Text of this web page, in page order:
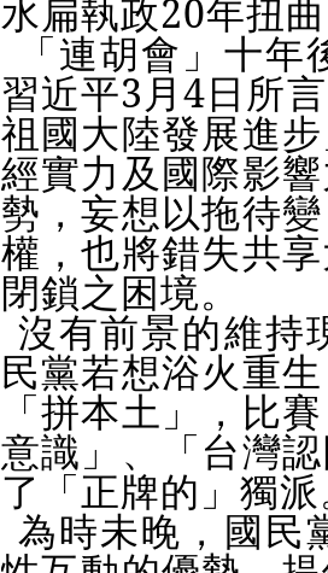
水扁執政20年扭
「連胡會」十
習近平3月4日所
祖國大陸發展進
經實力及國際影
勢，妄想以拖待
權，也將錯失共
閉鎖之困境。
沒有前景的維持
民黨若想浴火重
「拼本土」，比
意識」、「台灣
了「正牌的」獨
為時未晚，國民